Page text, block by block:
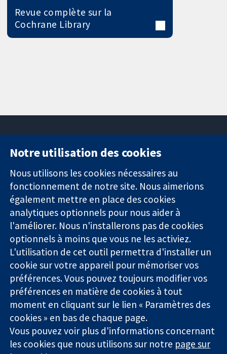
Revue complète sur la
Cochrane Library
Des données
probantes.
Des décisions
éclairées.
Une meilleure
santé.
11-13 Cavendish
Square
Londres
W1G0AN
Royaume-Uni
nous
Actualités
presse
Qui sommes-
nous
Offres
d'emploi
Library
La Collaboration Cochrane est une association caritative (n°
1045921) et une société à responsabilité limitée par garantie (n°
03044323) enregistrée en Angleterre et au Pays de Galles. Numéro
de TVA : GB 718 2127 49.
Notre utilisation des cookies
Nous utilisons les cookies nécessaires au
fonctionnement de notre site. Nous aimerions
également mettre en place des cookies
analytiques optionnels pour nous aider à
l'améliorer. Nous n'installerons pas de cookies
optionnels à moins que vous ne les activiez.
L'utilisation de cet outil permettra d'installer un
cookie sur votre appareil pour mémoriser vos
préférences. Vous pouvez toujours modifier vos
préférences en matière de cookies à tout
moment en cliquant sur le lien « Paramètres des
cookies » en bas de chaque page.
Vous pouvez voir plus d'informations concernant
les cookies que nous utilisons sur notre page sur